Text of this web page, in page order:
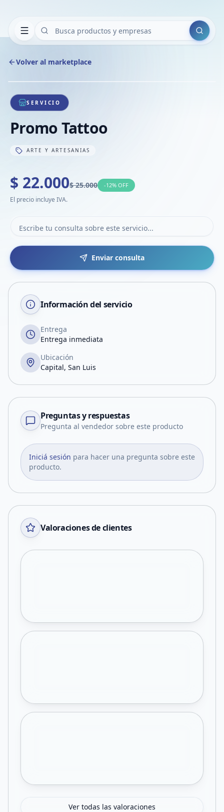
Buscar
Volver al marketplace
1/1
SERVICIO
Promo Tattoo
ARTE Y ARTESANIAS
$ 22.000$ 25.000 -12% OFF
El precio incluye IVA.
Enviar consulta
Información del servicio
Entrega
Entrega inmediata
Ubicación
Capital, San Luis
Preguntas y respuestas
Pregunta al vendedor sobre este producto
Iniciá sesión para hacer una pregunta sobre este
producto.
Valoraciones de clientes
Ver todas las valoraciones